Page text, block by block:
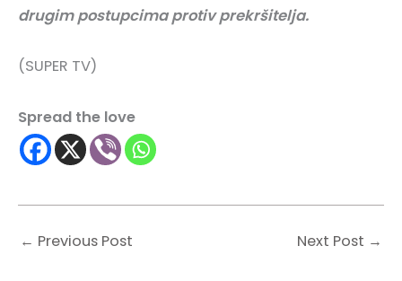
drugim postupcima protiv prekršitelja.
(SUPER TV)
Spread the love
← Previous Post Next Post →